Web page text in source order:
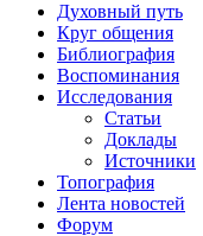
Духовный путь
Круг общения
Библиография
Воспоминания
Исследования
Статьи
Доклады
Источники
Топография
Лента новостей
Форум